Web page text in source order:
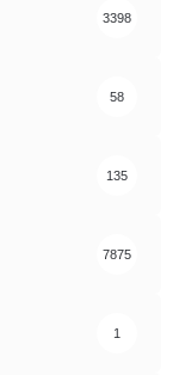
3398
58
135
7875
1